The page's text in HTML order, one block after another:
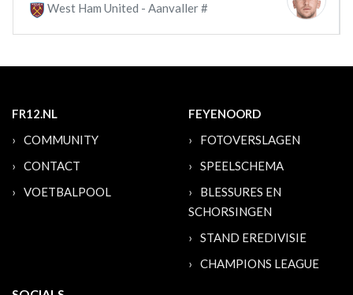
West Ham United - Aanvaller #
FR12.NL
COMMUNITY
CONTACT
VOETBALPOOL
FEYENOORD
FOTOVERSLAGEN
SPEELSCHEMA
BLESSURES EN
SCHORSINGEN
STAND EREDIVISIE
CHAMPIONS LEAGUE